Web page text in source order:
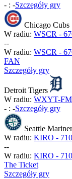
- : -Szczegóły gry
Chicago Cubs
W radiu: WSCR -
--
W radiu: WSCR -
FAN
Szczegóły gry
Detroit Tigers
W radiu: WXYT-FM
- : -Szczegóły gry
Seattle
W radiu: KIRO -
--
W radiu: KIRO -
The Ticket
Szczegóły gry